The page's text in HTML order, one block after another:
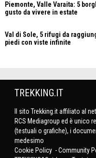
Piemonte, Valle Varaita: 5
gusto da vivere in estate
Val di Sole, 5 rifugi da
piedi con viste infinite
TREKKING.IT
Il sito Trekking.it affiliato al
RCS Mediagroup ed è unico
(testuali o grafiche), i
medesimo
Cookie Policy -Community